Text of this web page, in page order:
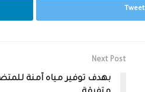
Tweet
Next Post
بهدف توفير مياه آمنة